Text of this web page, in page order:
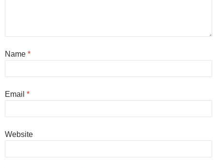
Name *
Email *
Website